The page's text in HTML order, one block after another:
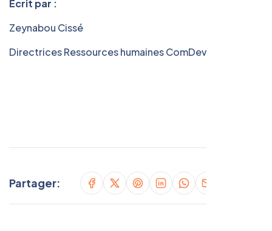
Ecrit par :
Zeynabou Cissé
Directrices Ressources humaines ComDev Africa
Partager: